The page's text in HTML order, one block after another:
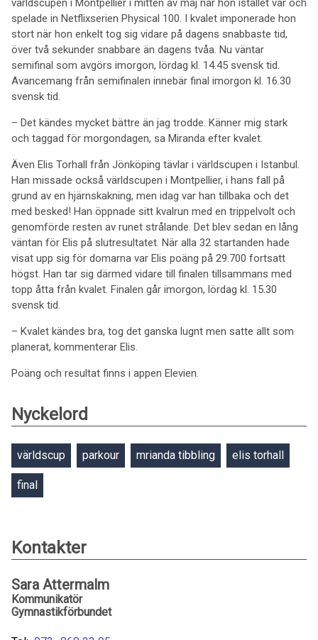
världscupen i Montpellier i mitten av maj när hon istället var och
spelade in Netflixserien Physical 100. I kvalet imponerade hon
stort när hon enkelt tog sig vidare på dagens snabbaste tid,
över två sekunder snabbare än dagens tvåa. Nu väntar
semifinal som avgörs imorgon, lördag kl. 14.45 svensk tid.
Avancemang från semifinalen innebär final imorgon kl. 16.30
svensk tid.
– Det kändes mycket bättre än jag trodde. Känner mig stark
och taggad för morgondagen, sa Miranda efter kvalet.
Även Elis Torhall från Jönköping tävlar i världscupen i Istanbul.
Han missade också världscupen i Montpellier, i hans fall på
grund av en hjärnskakning, men idag var han tillbaka och det
med besked! Han öppnade sitt kvalrun med en trippelvolt och
genomförde resten av runet strålande. Det blev sedan en lång
väntan för Elis på slutresultatet. När alla 32 startanden hade
visat upp sig för domarna var Elis poäng på 29.700 fortsatt
högst. Han tar sig därmed vidare till finalen tillsammans med
topp åtta från kvalet. Finalen går imorgon, lördag kl. 15.30
svensk tid.
– Kvalet kändes bra, tog det ganska lugnt men satte allt som
planerat, kommenterar Elis.
Poäng och resultat finns i appen Elevien.
Nyckelord
världscup parkour mrianda tibbling elis torhall
final
Kontakter
Sara Attermalm
Kommunikatör
Gymnastikförbundet